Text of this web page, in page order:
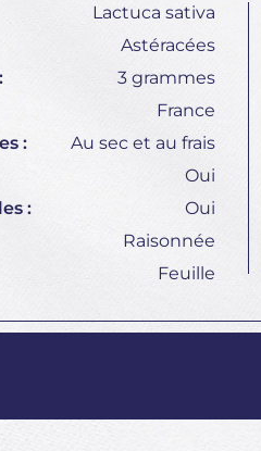
Lactuca sativa
Astéracées
3 grammes
France
:
Au sec et au frais
Oui
:
Oui
Raisonnée
Feuille